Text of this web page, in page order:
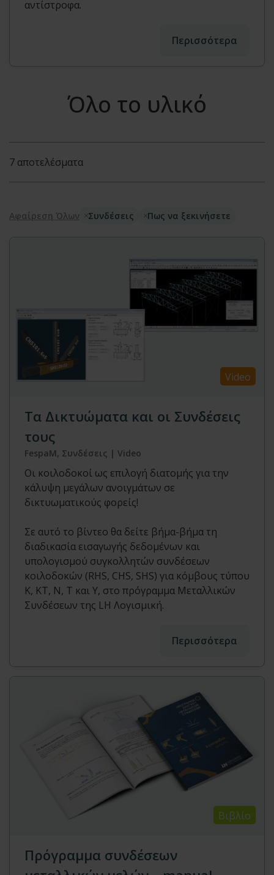
αντίστροφα.
Περισσότερα
Όλο το υλικό
7 αποτελέσματα
Αφαίρεση Όλων Συνδέσεις Πως να ξεκινήσετε
Video
Τα Δικτυώματα και οι Συνδέσεις
τους
FespaM, Συνδέσεις | Video
Οι κοιλοδοκοί ως επιλογή διατομής για την
κάλυψη μεγάλων ανοιγμάτων σε
δικτυωματικούς φορείς!
Σε αυτό το βίντεο θα δείτε βήμα-βήμα τη
διαδικασία εισαγωγής δεδομένων και
υπολογισμού συγκολλητών συνδέσεων
κοιλοδοκών (RHS, CHS, SHS) για κόμβους τύπου
Κ, ΚΤ, Ν, Τ και Υ, στο πρόγραμμα Μεταλλικών
Συνδέσεων της LH Λογισμική.
Περισσότερα
Βιβλίο
Πρόγραμμα συνδέσεων